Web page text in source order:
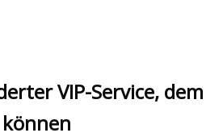
VIP-Service, dem